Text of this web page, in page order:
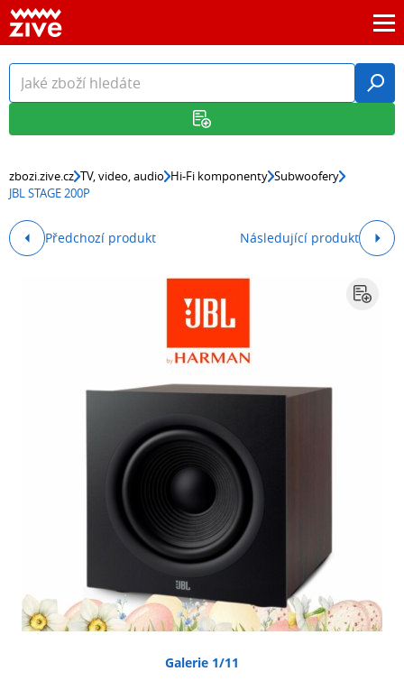
zbozi.zive.cz TV, video, audio Hi-Fi komponenty Subwoofery
JBL STAGE 200P
Předchozí produkt Následující produkt
Galerie 1/11